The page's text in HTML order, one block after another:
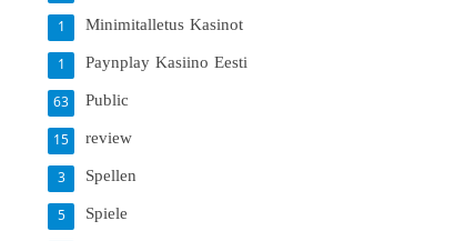
Minimitalletus Kasinot
1
Paynplay Kasiino Eesti
1
Public
63
review
15
Spellen
3
Spiele
5